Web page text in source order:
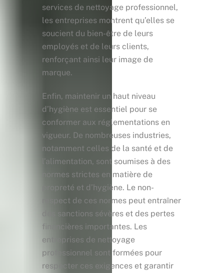
services de nettoyage professionnel,
les entreprises montrent qu’elles se
soucient du bien-être de leurs
employés et de leurs clients,
renforçant ainsi leur image de
marque.
Enfin, maintenir un haut niveau
d’hygiène est essentiel pour se
conformer aux réglementations en
vigueur. De nombreuses industries,
notamment celles de la santé et de
l’alimentation, sont soumises à des
normes strictes en matière de
propreté et d’hygiène. Le non-
respect de ces normes peut entraîner
des sanctions sévères et des pertes
financières importantes. Les
entreprises de nettoyage
professionnel sont formées pour
respecter ces exigences et garantir